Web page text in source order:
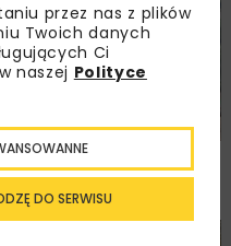
na odcinek Gdów
przez nas z plików
Twoich danych
Ci
naszej Polityce
DO SERWISU